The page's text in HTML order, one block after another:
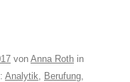
von Anna Roth in
Analytik, Berufung,